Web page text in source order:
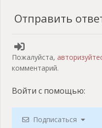
Отправить
Пожалуйста,
комментарий.
Войти с помощью:
Подписаться